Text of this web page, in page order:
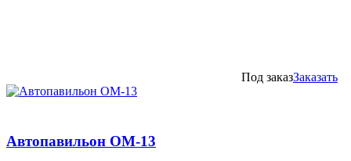
Под заказЗаказать
Автопавильон ОМ-13